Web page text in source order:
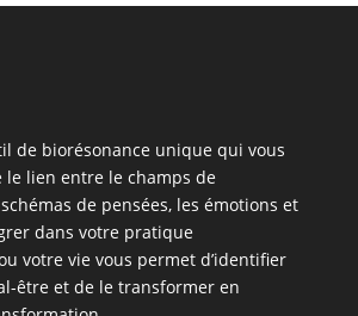
de biorésonance unique qui vous
le lien entre le champs de
de pensées, les émotions et
dans votre pratique
votre vie vous permet d’identifier
être et de le transformer en